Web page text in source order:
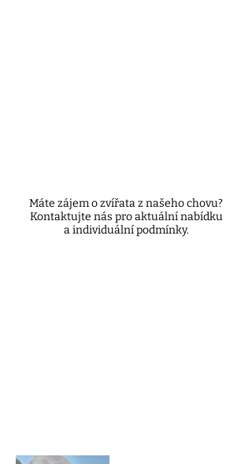
Máte zájem o zvířata z našeho chovu?
Kontaktujte nás pro aktuální nabídku
a individuální podmínky.